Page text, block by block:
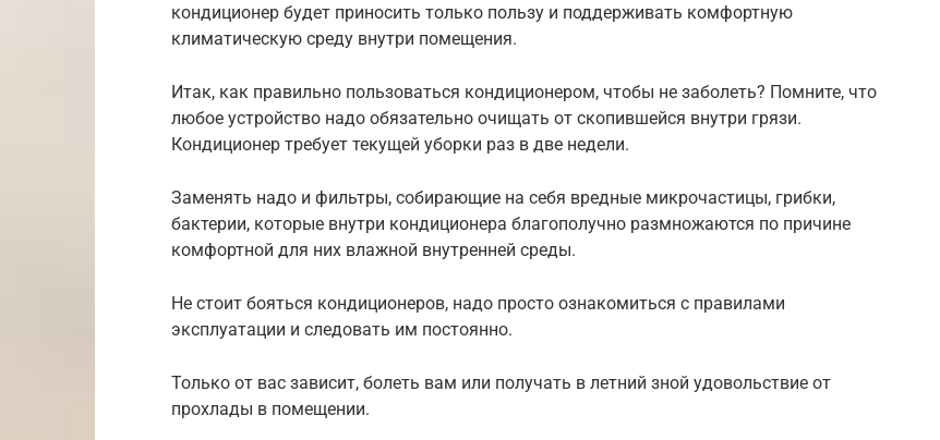
кондиционер будет приносить только пользу и поддерживать комфортную
климатическую среду внутри помещения.
Итак, как правильно пользоваться кондиционером, чтобы не заболеть? Помните, что
любое устройство надо обязательно очищать от скопившейся внутри грязи.
Кондиционер требует текущей уборки раз в две недели.
Заменять надо и фильтры, собирающие на себя вредные микрочастицы, грибки,
бактерии, которые внутри кондиционера благополучно размножаются по причине
комфортной для них влажной внутренней среды.
Не стоит бояться кондиционеров, надо просто ознакомиться с правилами
эксплуатации и следовать им постоянно.
Только от вас зависит, болеть вам или получать в летний зной удовольствие от
прохлады в помещении.